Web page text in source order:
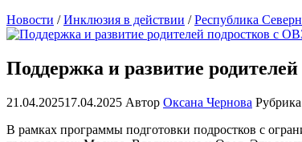
Новости /Инклюзия в действии /Республика
Поддержка и развитие
21.04.202517.04.2025 Автор Оксана Чернова Рубрика
В рамках программы подготовки подростков с